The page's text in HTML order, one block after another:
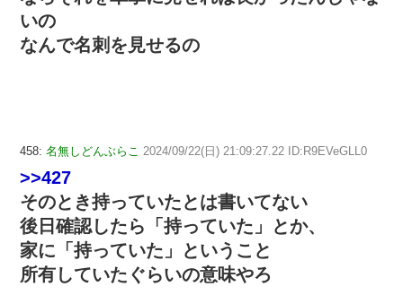
いの
なんで名刺を見せるの
458: 名無しどんぶらこ 2024/09/22(日) 21:09:27.22 ID:R9EVeGLL0
>>427
そのとき持っていたとは書いてない
後日確認したら「持っていた」とか、
家に「持っていた」ということ
所有していたぐらいの意味やろ